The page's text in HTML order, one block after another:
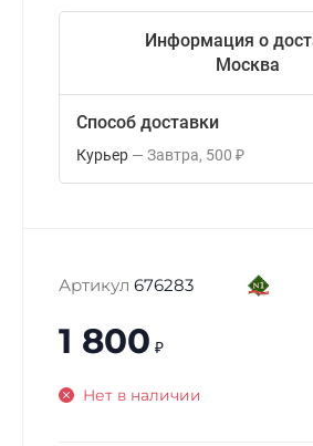
Информация о
Москва
Способ доставки
Курьер Завтра 500 ₽
Артикул 676283
1 800 ₽
Нет в наличии